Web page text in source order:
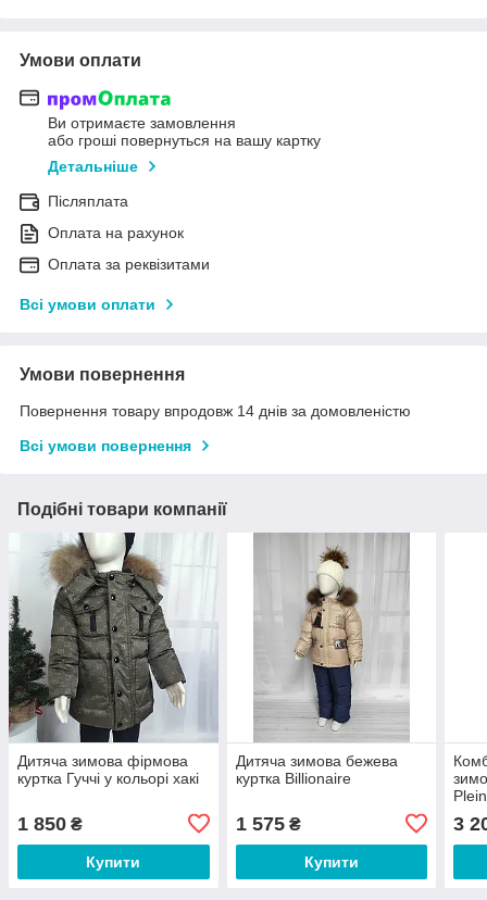
Умови оплати
Ви отримаєте замовлення
або гроші повернуться на вашу картку
Детальніше
Післяплата
Оплата на рахунок
Оплата за реквізитами
Всі умови оплати
Умови повернення
Повернення товару впродовж 14 днів за домовленістю
Всі умови повернення
Подібні товари компанії
Дитяча зимова фірмова
куртка Гуччі у кольорі хакі
1 850 ₴
Купити
Дитяча зимова бежева
куртка Billionaire
1 575₴
Купити
Plein
3